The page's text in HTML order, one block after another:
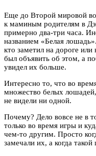
Еще до Второй мировой
к маминым родителям в
примерно два-три часа.
названием «Белая
кто заметил на дороге
был объявить об этом, а
увидел их больше.
Интересно то, что во
множество белых
не видели ни одной.
Почему? Дело вовсе не в
только во время игры и
чем-то другим. Просто
замечали их, а когда